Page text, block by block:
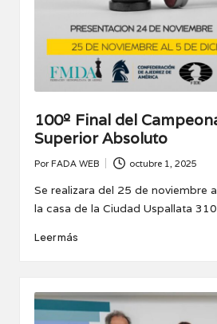
100º Final del
Superior Absoluto
Publicado
por
Por FADA WEB octubre 1, 2025
Se realizara del 25 de noviembre
la casa de la Ciudad Uspallata
Leer más